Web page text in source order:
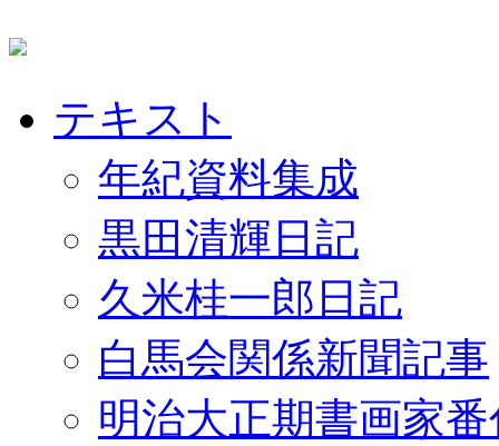
テキスト
年紀資料集成
黒田清輝日記
久米桂一郎日記
白馬会関係新聞記事
明治大正期書画家